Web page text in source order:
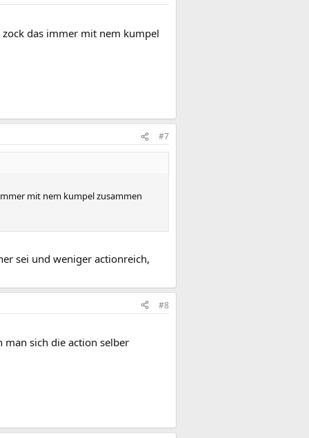
das immer mit nem kumpel
#7
mit nem kumpel zusammen
sei und weniger actionreich,
#8
sich die action selber